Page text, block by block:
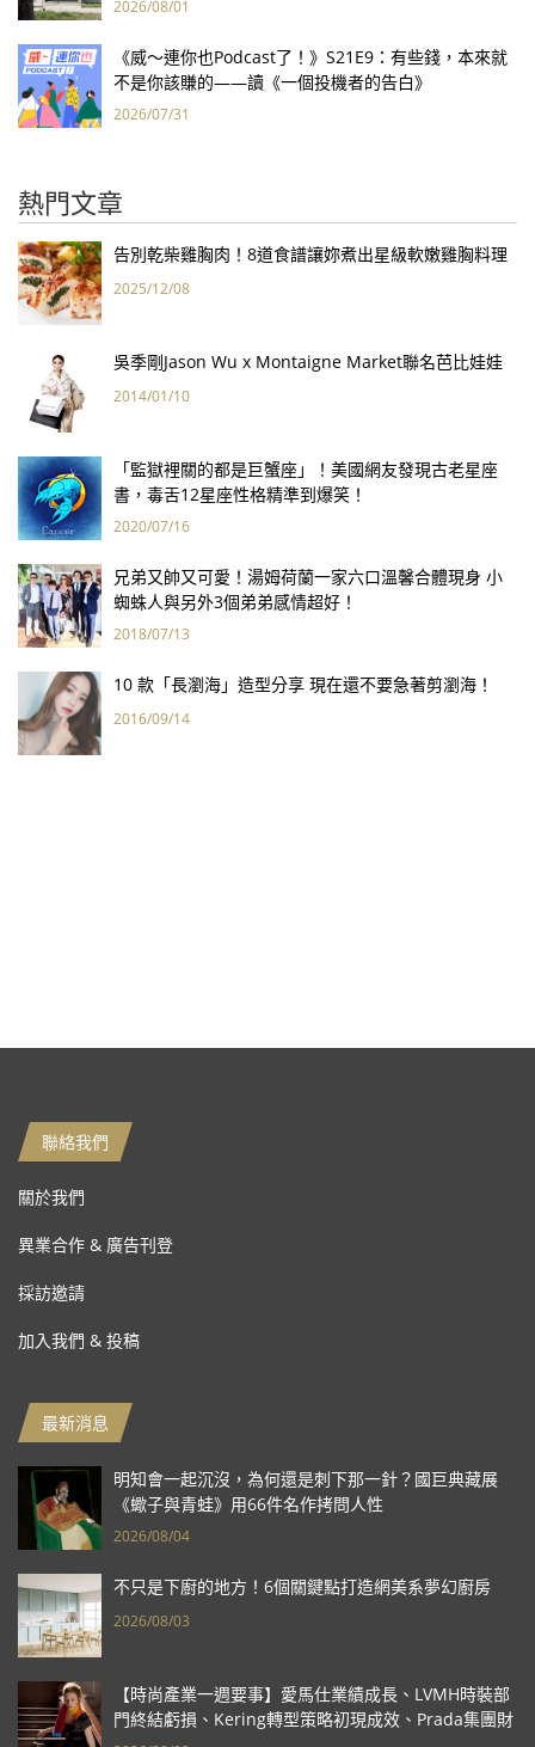
2026/08/01
《威～連你也Podcast了！》S21E9：有些錢，本來就
不是你該賺的——讀《一個投機者的告白》
2026/07/31
熱門文章
告別乾柴雞胸肉！8道食譜讓妳煮出星級軟嫩雞胸料理
2025/12/08
吳季剛Jason Wu x Montaigne Market聯名芭比娃娃
2014/01/10
「監獄裡關的都是巨蟹座」！美國網友發現古老星座
書，毒舌12星座性格精準到爆笑！
2020/07/16
兄弟又帥又可愛！湯姆荷蘭一家六口溫馨合體現身 小
蜘蛛人與另外3個弟弟感情超好！
2018/07/13
10 款「長瀏海」造型分享 現在還不要急著剪瀏海！
2016/09/14
聯絡我們
關於我們
異業合作 & 廣告刊登
採訪邀請
加入我們 & 投稿
最新消息
明知會一起沉沒，為何還是刺下那一針？國巨典藏展
《蠍子與青蛙》用66件名作拷問人性
2026/08/04
不只是下廚的地方！6個關鍵點打造網美系夢幻廚房
2026/08/03
【時尚產業一週要事】愛馬仕業績成長、LVMH時裝部
門終結虧損、Kering轉型策略初現成效、Prada集團財